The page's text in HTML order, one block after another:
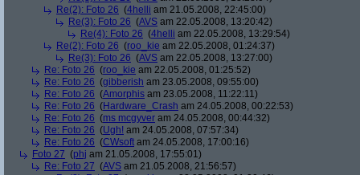
Re(2): Foto 26 (4helli am 21.05.2008, 22:45:00)
Re(3): Foto 26 (AVS am 22.05.2008, 13:20:42)
Re(4): Foto 26 (4helli am 22.05.2008, 13:29:54)
Re(2): Foto 26 (roo_kie am 22.05.2008, 01:24:37)
Re(3): Foto 26 (AVS am 22.05.2008, 13:27:00)
Re: Foto 26 (roo_kie am 22.05.2008, 01:25:52)
Re: Foto 26 (gibberish am 23.05.2008, 09:55:00)
Re: Foto 26 (Amorphis am 23.05.2008, 11:22:11)
Re: Foto 26 (Hardware_Crash am 24.05.2008, 00:22:53)
Re: Foto 26 (ms mcgyver am 24.05.2008, 00:44:32)
Re: Foto 26 (Ugh! am 24.05.2008, 07:57:34)
Re: Foto 26 (CWsoft am 24.05.2008, 17:00:16)
Foto 27 (phj am 21.05.2008, 17:55:01)
Re: Foto 27 (AVS am 21.05.2008, 21:56:57)